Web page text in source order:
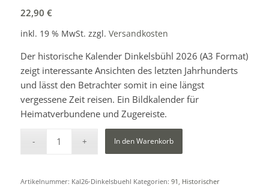
22,90 €
inkl. 19 % MwSt. zzgl. Versandkosten
Der historische Kalender Dinkelsbühl 2026 (A3 Format)
zeigt interessante Ansichten des letzten Jahrhunderts
und lässt den Betrachter somit in eine längst
vergessene Zeit reisen. Ein Bildkalender für
Heimatverbundene und Zugereiste.
In den Warenkorb
Artikelnummer: Kal26-Dinkelsbuehl Kategorien: 91 Historischer